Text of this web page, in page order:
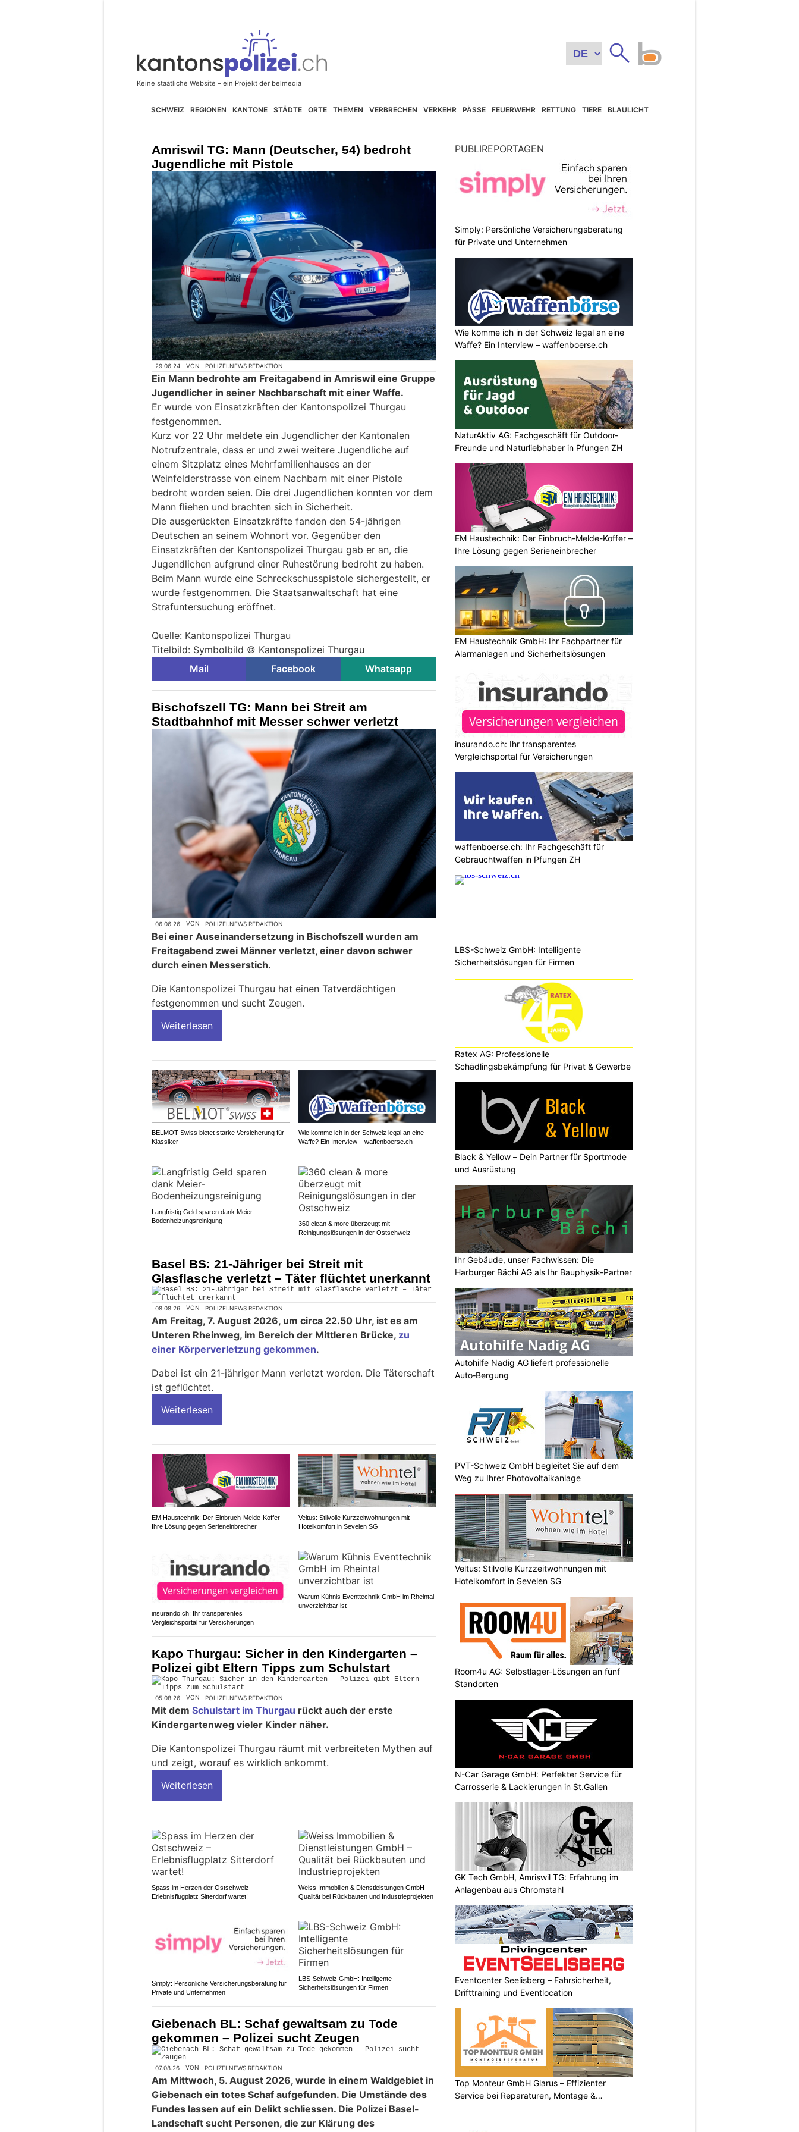
SCHWEIZ REGIONEN KANTONE STÄDTE ORTE THEMEN VERBRECHEN VERKEHR PÄSSE FEUERWEHR RETTUNG TIERE BLAULICHT
Amriswil TG: Mann (Deutscher, 54) bedroht
Jugendliche mit Pistole
29.06.24 VON POLIZEI.NEWS REDAKTION
Ein Mann bedrohte am Freitagabend in Amriswil eine Gruppe
Jugendlicher in seiner Nachbarschaft mit einer Waffe.
Er wurde von Einsatzkräften der Kantonspolizei Thurgau
festgenommen.
Kurz vor 22 Uhr meldete ein Jugendlicher der Kantonalen
Notrufzentrale, dass er und zwei weitere Jugendliche auf
einem Sitzplatz eines Mehrfamilienhauses an der
Weinfelderstrasse von einem Nachbarn mit einer Pistole
bedroht worden seien. Die drei Jugendlichen konnten vor dem
Mann fliehen und brachten sich in Sicherheit.
Die ausgerückten Einsatzkräfte fanden den 54-jährigen
Deutschen an seinem Wohnort vor. Gegenüber den
Einsatzkräften der Kantonspolizei Thurgau gab er an, die
Jugendlichen aufgrund einer Ruhestörung bedroht zu haben.
Beim Mann wurde eine Schreckschusspistole sichergestellt, er
wurde festgenommen. Die Staatsanwaltschaft hat eine
Strafuntersuchung eröffnet.
Quelle: Kantonspolizei Thurgau
Titelbild: Symbolbild © Kantonspolizei Thurgau
Mail
Facebook Whatsapp
Bischofszell TG: Mann bei Streit am
Stadtbahnhof mit Messer schwer verletzt
06.06.26 VON POLIZEI.NEWS REDAKTION
Bei einer Auseinandersetzung in Bischofszell wurden am
Freitagabend zwei Männer verletzt, einer davon schwer
durch einen Messerstich.
Die Kantonspolizei Thurgau hat einen Tatverdächtigen
festgenommen und sucht Zeugen.
Weiterlesen
BELMOT Swiss bietet starke Versicherung für
Klassiker
Wie komme ich in der Schweiz legal an eine
Waffe? Ein Interview – waffenboerse.ch
Langfristig Geld sparen dank Meier-
Bodenheizungsreinigung
360 clean & more überzeugt mit
Reinigungslösungen in der Ostschweiz
Basel BS: 21-Jähriger bei Streit mit
Glasflasche verletzt – Täter flüchtet unerkannt
08.08.26 VON POLIZEI.NEWS REDAKTION
Am Freitag, 7. August 2026, um circa 22.50 Uhr, ist es am
Unteren Rheinweg, im Bereich der Mittleren Brücke, zu
einer Körperverletzung gekommen.
Dabei ist ein 21-jähriger Mann verletzt worden. Die Täterschaft
ist geflüchtet.
Weiterlesen
EM Haustechnik: Der Einbruch-Melde-Koffer –
Ihre Lösung gegen Serieneinbrecher
Veltus: Stilvolle Kurzzeitwohnungen mit
Hotelkomfort in Sevelen SG
insurando.ch: Ihr transparentes
Vergleichsportal für Versicherungen
Warum Kühnis Eventtechnik GmbH im Rheintal
unverzichtbar ist
Kapo Thurgau: Sicher in den Kindergarten –
Polizei gibt Eltern Tipps zum Schulstart
05.08.26 VON POLIZEI.NEWS REDAKTION
Mit dem Schulstart im Thurgau rückt auch der erste
Kindergartenweg vieler Kinder näher.
Die Kantonspolizei Thurgau räumt mit verbreiteten Mythen auf
und zeigt, worauf es wirklich ankommt.
Weiterlesen
Spass im Herzen der Ostschweiz –
Erlebnisflugplatz Sitterdorf wartet!
Weiss Immobilien & Dienstleistungen GmbH –
Qualität bei Rückbauten und Industrieprojekten
Simply: Persönliche Versicherungsberatung für
Private und Unternehmen
LBS-Schweiz GmbH: Intelligente
Sicherheitslösungen für Firmen
Giebenach BL: Schaf gewaltsam zu Tode
gekommen – Polizei sucht Zeugen
07.08.26 VON POLIZEI.NEWS REDAKTION
Am Mittwoch, 5. August 2026, wurde in einem Waldgebiet in
Giebenach ein totes Schaf aufgefunden. Die Umstände des
Fundes lassen auf ein Delikt schliessen. Die Polizei Basel-
Landschaft sucht Personen, die zur Klärung des
PUBLIREPORTAGEN
Simply: Persönliche Versicherungsberatung
für Private und Unternehmen
Wie komme ich in der Schweiz legal an eine
Waffe? Ein Interview – waffenboerse.ch
NaturAktiv AG: Fachgeschäft für Outdoor-
Freunde und Naturliebhaber in Pfungen ZH
EM Haustechnik: Der Einbruch-Melde-Koffer –
Ihre Lösung gegen Serieneinbrecher
EM Haustechnik GmbH: Ihr Fachpartner für
Alarmanlagen und Sicherheitslösungen
insurando.ch: Ihr transparentes
Vergleichsportal für Versicherungen
waffenboerse.ch: Ihr Fachgeschäft für
Gebrauchtwaffen in Pfungen ZH
LBS-Schweiz GmbH: Intelligente
Sicherheitslösungen für Firmen
Ratex AG: Professionelle
Schädlingsbekämpfung für Privat & Gewerbe
Black & Yellow – Dein Partner für Sportmode
und Ausrüstung
Ihr Gebäude, unser Fachwissen: Die
Harburger Bächi AG als Ihr Bauphysik-Partner
Autohilfe Nadig AG liefert professionelle
Auto‑Bergung
PVT-Schweiz GmbH begleitet Sie auf dem
Weg zu Ihrer Photovoltaikanlage
Veltus: Stilvolle Kurzzeitwohnungen mit
Hotelkomfort in Sevelen SG
Room4u AG: Selbstlager-Lösungen an fünf
Standorten
N-Car Garage GmbH: Perfekter Service für
Carrosserie & Lackierungen in St.Gallen
GK Tech GmbH, Amriswil TG: Erfahrung im
Anlagenbau aus Chromstahl
Eventcenter Seelisberg – Fahrsicherheit,
Drifttraining und Eventlocation
Top Monteur GmbH Glarus – Effizienter
Service bei Reparaturen, Montage &